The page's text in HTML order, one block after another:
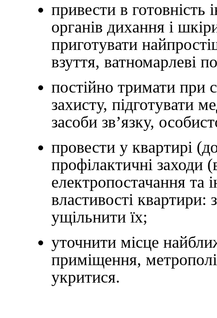
привести в готовність
органів дихання і
приготувати
взуття, ватномарлеві
постійно тримати при
захисту, підготувати
засоби зв’язку,
провести у квартирі
профілактичні заходи
електропостачання та
властивості квартири:
ущільнити їх;
уточнити місце
приміщення,
укритися.